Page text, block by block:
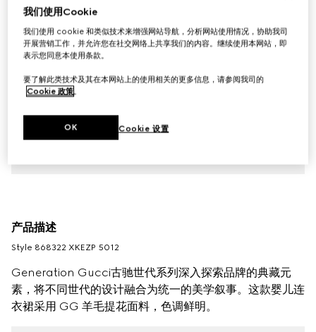
产品描述
Style ‎868322 XKEZP 5012
Generation Gucci古驰世代系列深入探索品牌的典藏元
素，将不同世代的设计融合为统一的美学叙事。这款婴儿连
衣裙采用 GG 羊毛提花面料，色调鲜明。
我们使用Cookie
我们使用 cookie 和类似技术来增强网站导航，分析网站使用情况，协助我司
开展营销工作，并允许您在社交网络上共享我们的内容。继续使用本网站，即
表示您同意本使用条款。
要了解此类技术及其在本网站上的使用相关的更多信息，请参阅我司的
Cookie 政策。
Cookie 设置
OK